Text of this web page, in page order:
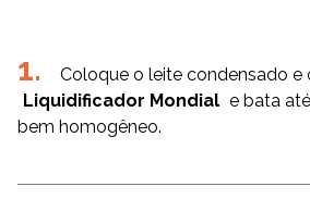
Coloque o leite condensado e
Liquidificador Mondial e bata
bem homogêneo.